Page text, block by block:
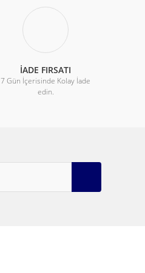
İADE FIRSATI
7 Gün İçerisinde Kolay İade
edin.